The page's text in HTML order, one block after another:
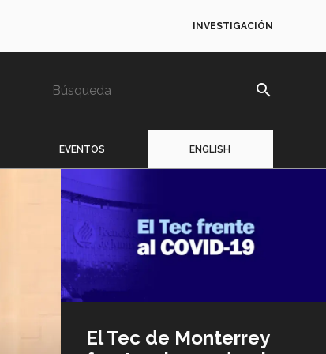
INVESTIGACIÓN
search
EVENTOS ENGLISH
o
El Tec de Monterrey